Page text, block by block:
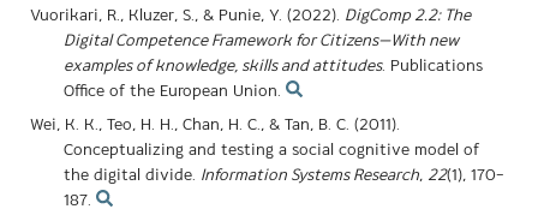
Vuorikari, R., Kluzer, S., & Punie, Y. (2022). DigComp 2.2: The
Digital Competence Framework for Citizens—With new
examples of knowledge, skills and attitudes. Publications
Office of the European Union.
Wei, K. K., Teo, H. H., Chan, H. C., & Tan, B. C. (2011).
Conceptualizing and testing a social cognitive model of
the digital divide. Information Systems Research, 22(1), 170–
187.